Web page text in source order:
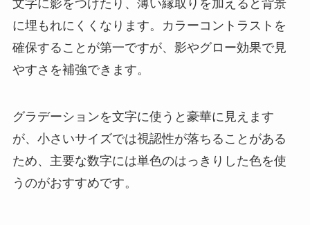
文字に影をつけたり、薄い縁取りを加えると背景
に埋もれにくくなります。カラーコントラストを
確保することが第一ですが、影やグロー効果で見
やすさを補強できます。
グラデーションを文字に使うと豪華に見えます
が、小さいサイズでは視認性が落ちることがある
ため、主要な数字には単色のはっきりした色を使
うのがおすすめです。